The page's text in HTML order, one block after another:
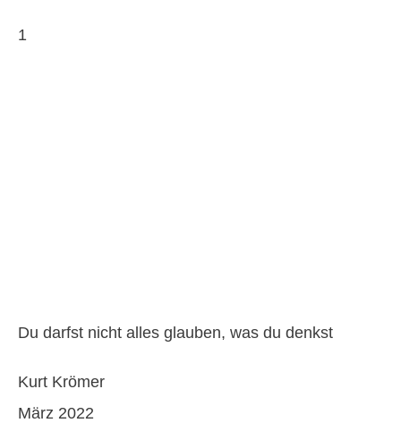
1
Du darfst nicht alles glauben, was du denkst
Kurt Krömer
März 2022